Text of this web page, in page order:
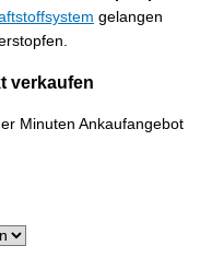
gelangen
verkaufen
Minuten Ankaufangebot